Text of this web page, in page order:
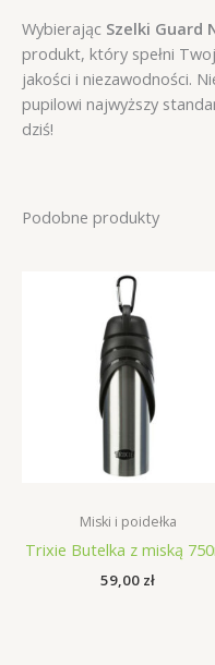
Wybierając Szelki Guard
produkt, który spełni
jakości i niezawodności.
pupilowi najwyższy
dziś!
Podobne produkty
Miski i poidełka
Trixie Butelka z miską
59,00 zł